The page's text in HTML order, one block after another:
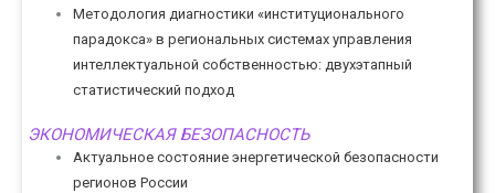
Методология диагностики «институционального
парадокса» в региональных системах управления
интеллектуальной собственностью: двухэтапный
статистический подход
ЭКОНОМИЧЕСКАЯ БЕЗОПАСНОСТЬ
Актуальное состояние энергетической безопасности
регионов России